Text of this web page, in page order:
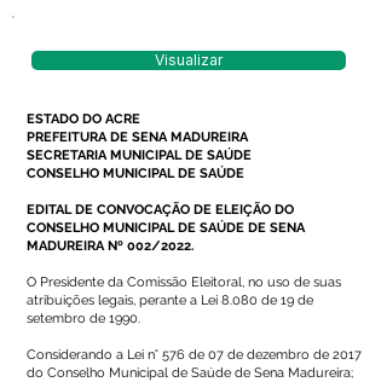
Visualizar
ESTADO DO ACRE
PREFEITURA DE SENA MADUREIRA
SECRETARIA MUNICIPAL DE SAÚDE
CONSELHO MUNICIPAL DE SAÚDE
EDITAL DE CONVOCAÇÃO DE ELEIÇÃO DO
CONSELHO MUNICIPAL DE SAÚDE DE SENA
MADUREIRA Nº 002/2022.
O Presidente da Comissão Eleitoral, no uso de suas
atribuições legais, perante a Lei 8.080 de 19 de
setembro de 1990.
Considerando a Lei n° 576 de 07 de dezembro de 2017
do Conselho Municipal de Saúde de Sena Madureira;